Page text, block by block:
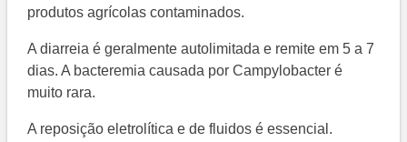
produtos agrícolas contaminados.
A diarreia é geralmente autolimitada e remite em 5 a 7
dias. A bacteremia causada por Campylobacter é
muito rara.
A reposição eletrolítica e de fluidos é essencial.